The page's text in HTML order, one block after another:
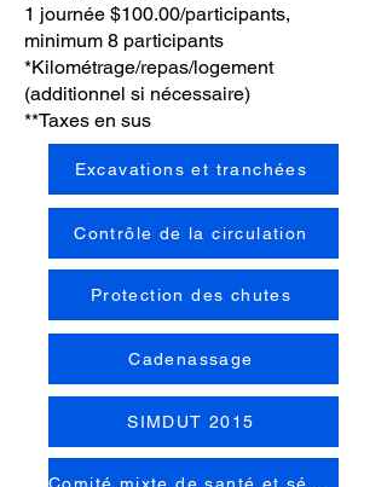
1 journée $100.00/participants,
minimum 8 participants
*Kilométrage/repas/logement
(additionnel si nécessaire)
**Taxes en sus
Excavations et tranchées
Contrôle de la circulation
Protection des chutes
Cadenassage
SIMDUT 2015